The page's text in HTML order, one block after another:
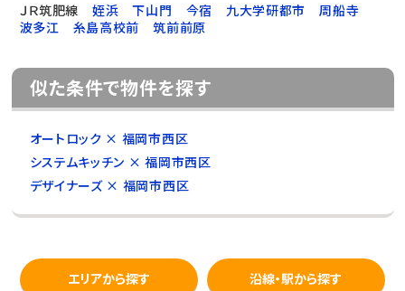
ＪＲ筑肥線
姪浜 下山門 今宿 九大学研都市
周船寺
波多江
糸島高校前 筑前前原
似た条件で物件を探す
オートロック × 福岡市西区
システムキッチン × 福岡市西区
デザイナーズ × 福岡市西区
エリアから探す 沿線・駅から探す